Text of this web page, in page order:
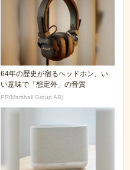
64年の歴史が宿るヘッドホン、い
い意味で「想定外」の音質
PR(Marshall Group AB)